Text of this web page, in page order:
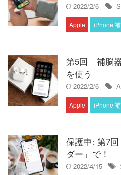
2022/2/6
Apple iPhone
第5回 補脳
を使う
2022/2/6
Apple iPhone
保護中: 第7
ダー」で！
2022/4/15